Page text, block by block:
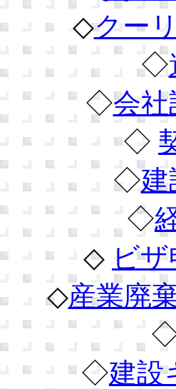
◇クー
◇
◇会
◇
◇建
◇
◇ ビ
◇産業廃
◇建設